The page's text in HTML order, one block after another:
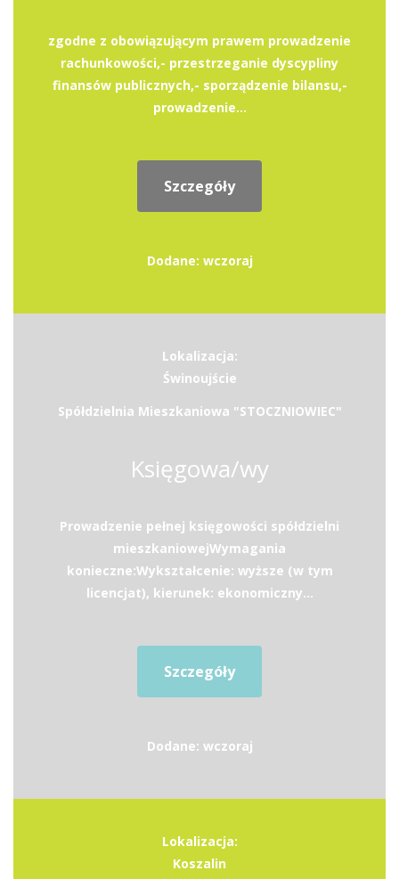
zgodne z obowiązującym prawem prowadzenie
rachunkowości,- przestrzeganie dyscypliny
finansów publicznych,- sporządzenie bilansu,-
prowadzenie...
Szczegóły
Dodane: wczoraj
Lokalizacja:
Świnoujście
Spółdzielnia Mieszkaniowa "STOCZNIOWIEC"
Księgowa/wy
Prowadzenie pełnej księgowości spółdzielni
mieszkaniowejWymagania
konieczne:Wykształcenie: wyższe (w tym
licencjat), kierunek: ekonomiczny...
Szczegóły
Dodane: wczoraj
Lokalizacja:
Koszalin